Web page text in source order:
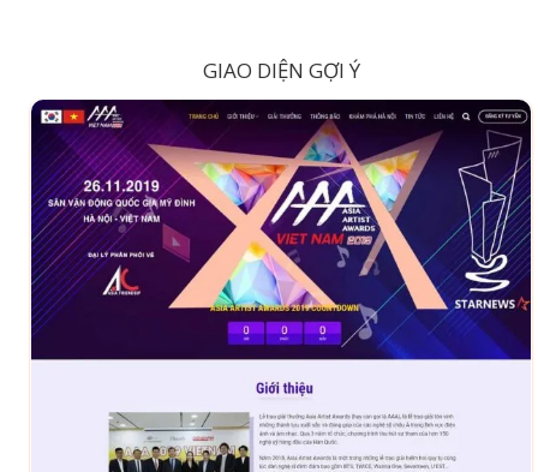
GIAO DIỆN GỢI Ý